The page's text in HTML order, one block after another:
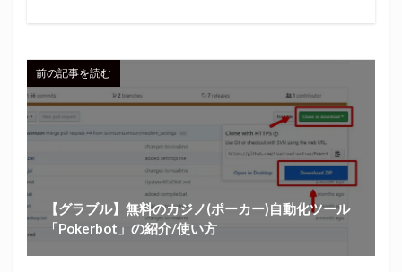
前の記事を読む
【グラブル】無料のカジノ(ポーカー)自動化ツール
「Pokerbot」の紹介/使い方